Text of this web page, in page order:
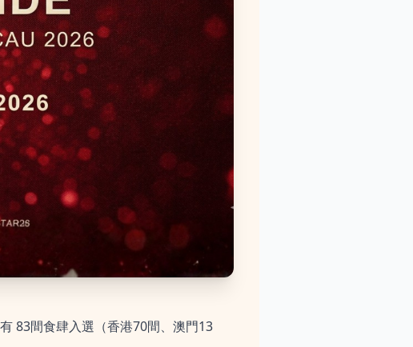
83間食肆入選（香港70間、澳門13